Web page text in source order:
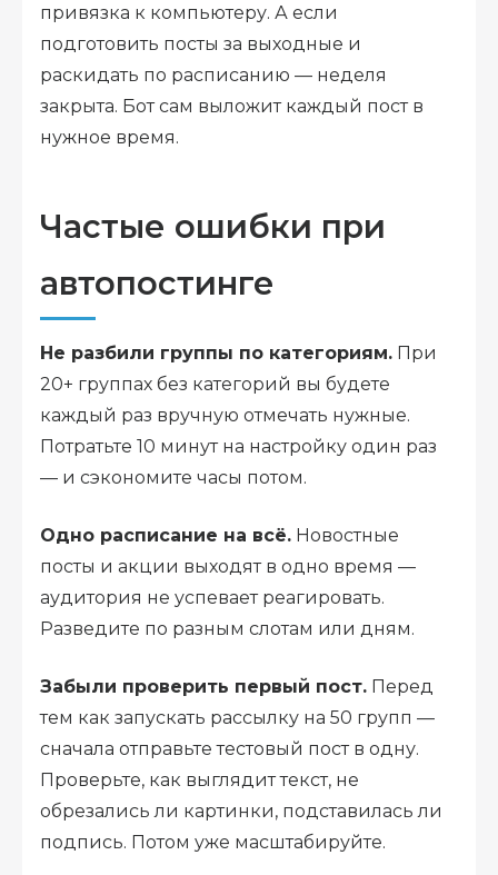
привязка к компьютеру. А если
подготовить посты за выходные и
раскидать по расписанию — неделя
закрыта. Бот сам выложит каждый пост в
нужное время.
Частые ошибки при
автопостинге
Не разбили группы по категориям. При
20+ группах без категорий вы будете
каждый раз вручную отмечать нужные.
Потратьте 10 минут на настройку один раз
— и сэкономите часы потом.
Одно расписание на всё. Новостные
посты и акции выходят в одно время —
аудитория не успевает реагировать.
Разведите по разным слотам или дням.
Забыли проверить первый пост. Перед
тем как запускать рассылку на 50 групп —
сначала отправьте тестовый пост в одну.
Проверьте, как выглядит текст, не
обрезались ли картинки, подставилась ли
подпись. Потом уже масштабируйте.